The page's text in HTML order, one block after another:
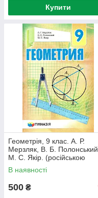
Купити
Геометрія, 9 клас. А. Р.
Мерзляк, В. Б. Полонський,
М. С. Якір. (російською
мовою)
В наявності
500 ₴